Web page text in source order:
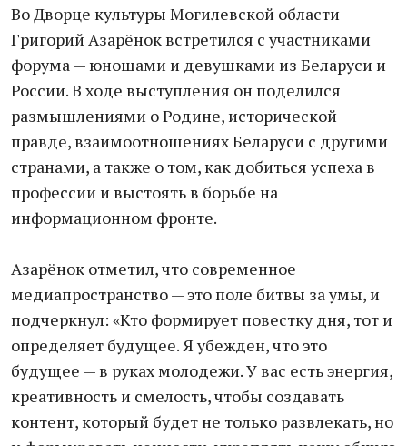
Во Дворце культуры Могилевской области
Григорий Азарёнок встретился с участниками
форума — юношами и девушками из Беларуси и
России. В ходе выступления он поделился
размышлениями о Родине, исторической
правде, взаимоотношениях Беларуси с другими
странами, а также о том, как добиться успеха в
профессии и выстоять в борьбе на
информационном фронте.
Азарёнок отметил, что современное
медиапространство — это поле битвы за умы, и
подчеркнул: «Кто формирует повестку дня, тот и
определяет будущее. Я убежден, что это
будущее — в руках молодежи. У вас есть энергия,
креативность и смелость, чтобы создавать
контент, который будет не только развлекать, но